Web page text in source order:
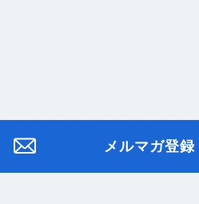
メルマガ登録